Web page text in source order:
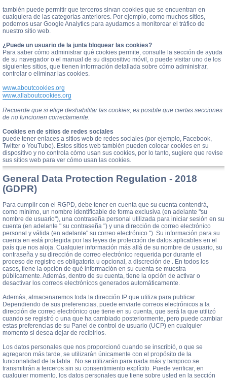
también puede permitir que terceros sirvan cookies que se encuentran en
cualquiera de las categorías anteriores. Por ejemplo, como muchos sitios,
podemos usar Google Analytics para ayudarnos a monitorear el tráfico de
nuestro sitio web.
¿Puede un usuario de la junta bloquear las cookies?
Para saber cómo administrar qué cookies permite, consulte la sección de ayuda
de su navegador o el manual de su dispositivo móvil, o puede visitar uno de los
siguientes sitios, que tienen información detallada sobre cómo administrar,
controlar o eliminar las cookies.
www.aboutcookies.org
www.allaboutcookies.org
Recuerde que si elige deshabilitar las cookies, es posible que ciertas secciones
de no funcionen correctamente.
Cookies en de sitios de redes sociales
puede tener enlaces a sitios web de redes sociales (por ejemplo, Facebook,
Twitter o YouTube). Estos sitios web también pueden colocar cookies en su
dispositivo y no controla cómo usan sus cookies, por lo tanto, sugiere que revise
sus sitios web para ver cómo usan las cookies.
General Data Protection Regulation - 2018
(GDPR)
Para cumplir con el RGPD, debe tener en cuenta que su cuenta contendrá,
como mínimo, un nombre identificable de forma exclusiva (en adelante "su
nombre de usuario"), una contraseña personal utilizada para iniciar sesión en su
cuenta (en adelante " su contraseña ") y una dirección de correo electrónico
personal y válida (en adelante" su correo electrónico "). Su información para su
cuenta en está protegida por las leyes de protección de datos aplicables en el
país que nos aloja. Cualquier información más allá de su nombre de usuario, su
contraseña y su dirección de correo electrónico requerida por durante el
proceso de registro es obligatoria u opcional, a discreción de . En todos los
casos, tiene la opción de qué información en su cuenta se muestra
públicamente. Además, dentro de su cuenta, tiene la opción de activar o
desactivar los correos electrónicos generados automáticamente.
Además, almacenaremos toda la dirección IP que utiliza para publicar.
Dependiendo de sus preferencias, puede enviarle correos electrónicos a la
dirección de correo electrónico que tiene en su cuenta, que será la que utilizó
cuando se registró o una que ha cambiado posteriormente, pero puede cambiar
estas preferencias de su Panel de control de usuario (UCP) en cualquier
momento si desea dejar de recibirlos.
Los datos personales que nos proporcionó cuando se inscribió, o que se
agregaron más tarde, se utilizarán únicamente con el propósito de la
funcionalidad de la tabla . No se utilizarán para nada más y tampoco se
transmitirán a terceros sin su consentimiento explícito. Puede verificar, en
cualquier momento, los datos personales que tiene sobre usted en la sección